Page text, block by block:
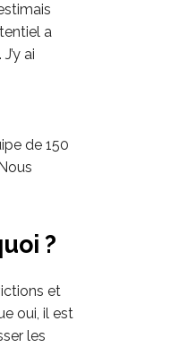
a
ai
de 150
?
et
oui, il est
les